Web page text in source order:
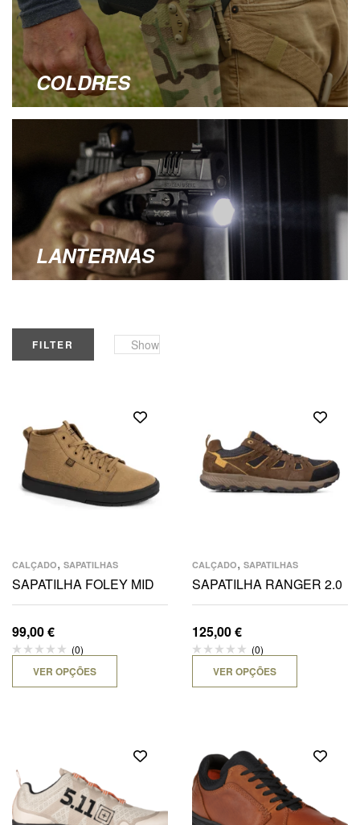
COLDRES
LANTERNAS
FILTER Show
CALÇADO, SAPATILHAS
SAPATILHA FOLEY MID
99,00€
(0)
VER OPÇÕES
CALÇADO, SAPATILHAS
SAPATILHA RANGER 2.0
125,00€
(0)
VER OPÇÕES